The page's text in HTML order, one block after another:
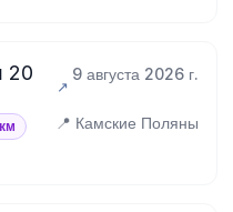
20
9 августа 2026 г.
📍 Камские Поляны